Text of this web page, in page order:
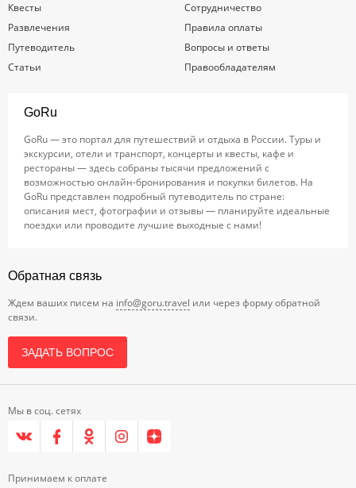
Квесты
Развлечения
Путеводитель
Статьи
Сотрудничество
Правила оплаты
Вопросы и ответы
Правообладателям
GoRu
GoRu — это портал для путешествий и отдыха в России. Туры и
экскурсии, отели и транспорт, концерты и квесты, кафе и
рестораны — здесь собраны тысячи предложений с
возможностью онлайн-бронирования и покупки билетов. На
GoRu представлен подробный путеводитель по стране:
описания мест, фотографии и отзывы — планируйте идеальные
поездки или проводите лучшие выходные с нами!
Обратная связь
Ждем ваших писем на info@goru.travel или через форму обратной
связи.
ЗАДАТЬ ВОПРОС
Мы в соц. сетях
Принимаем к оплате